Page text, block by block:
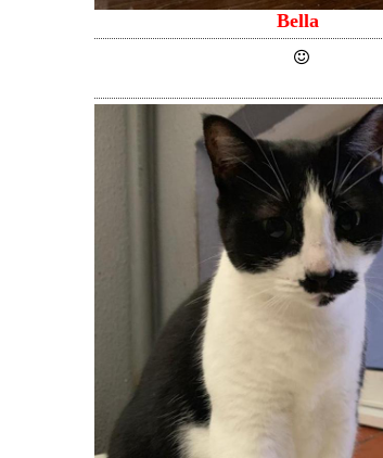
Bella